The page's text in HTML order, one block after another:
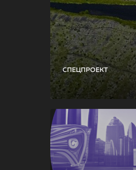
СПЕЦПРОЕКТ